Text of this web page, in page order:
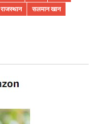
राजस्थान सलमान खान